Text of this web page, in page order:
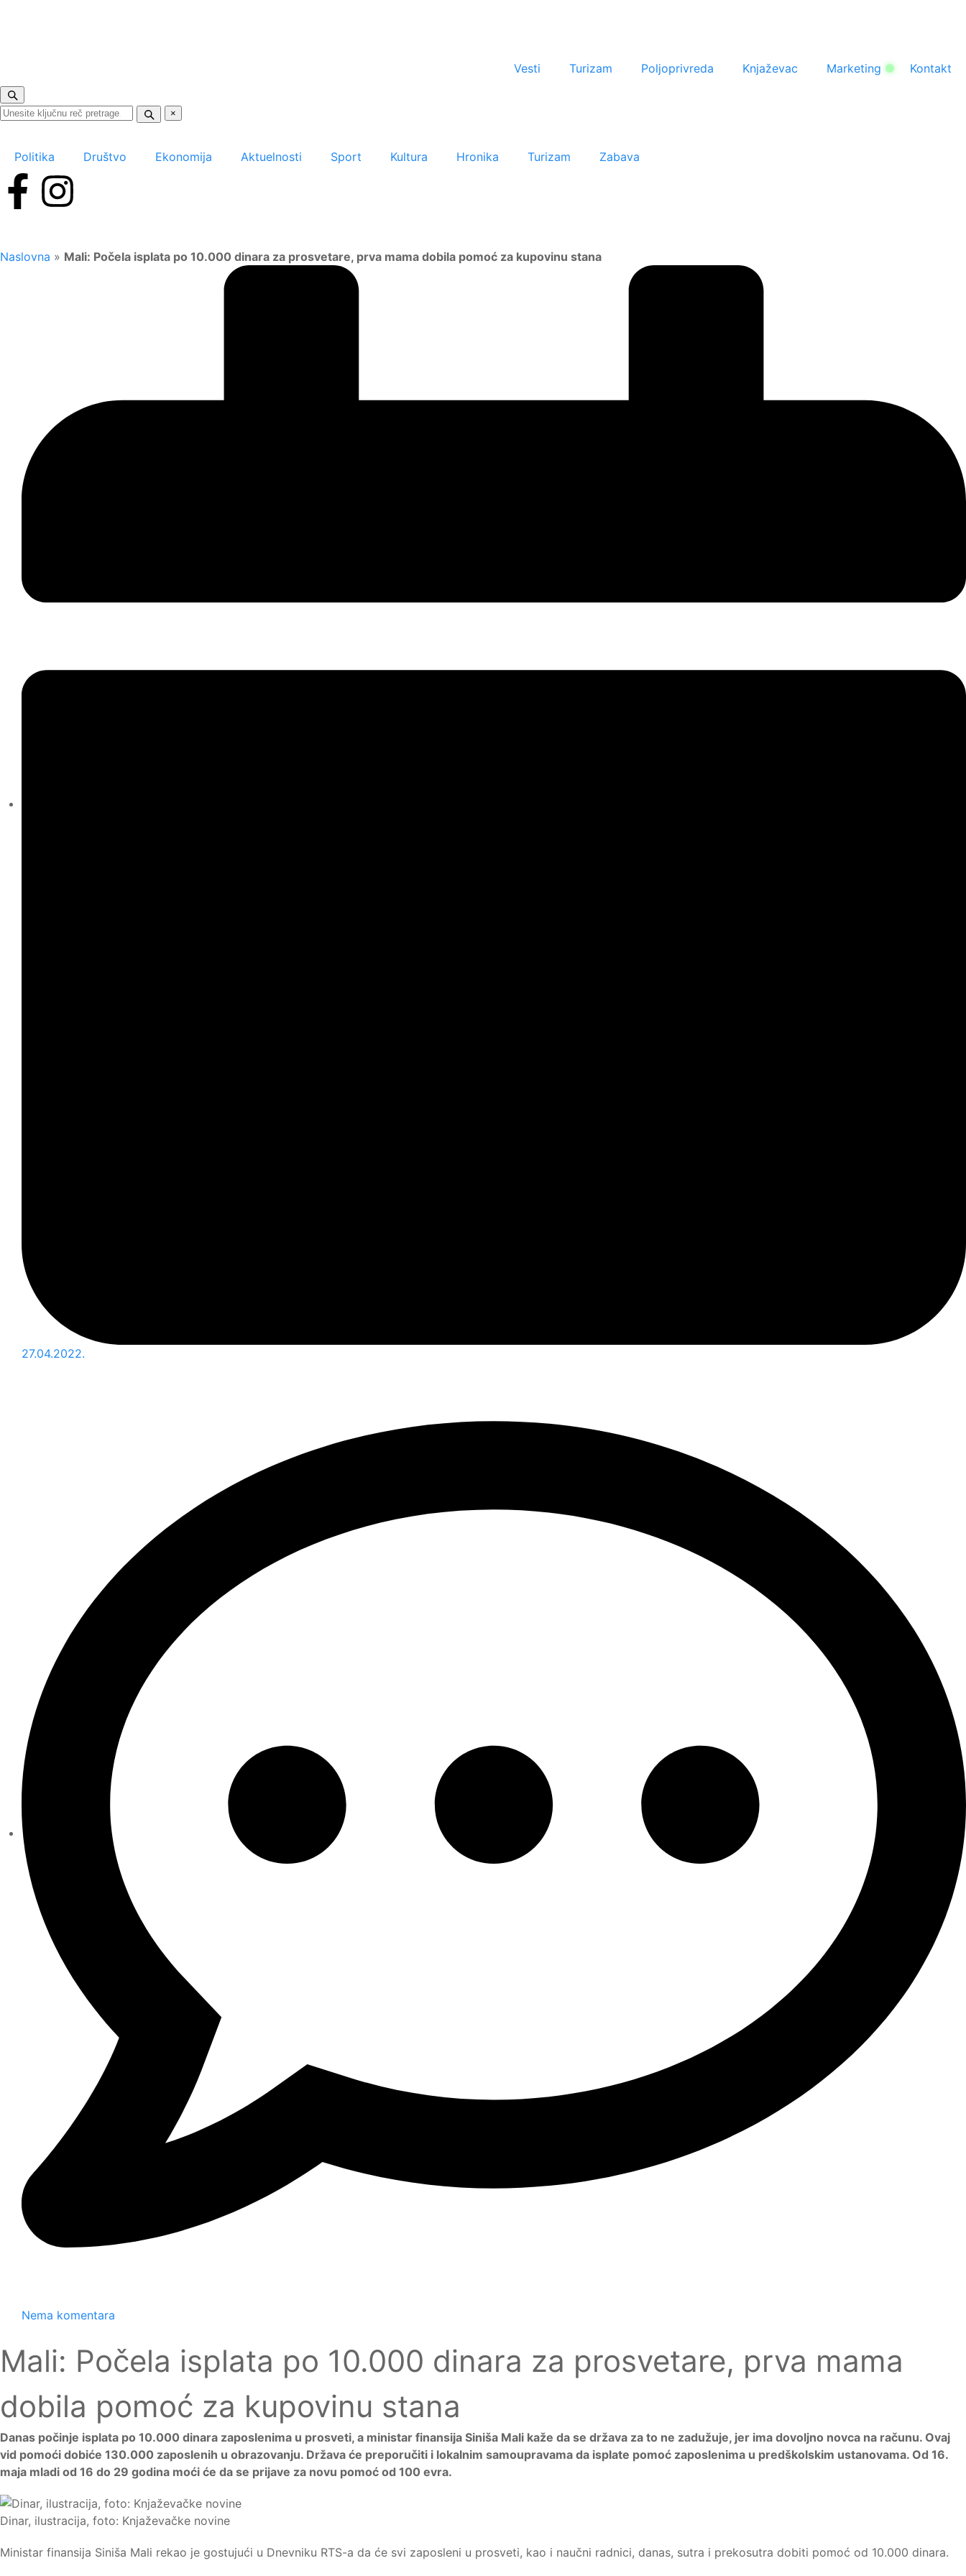
Vesti Turizam Poljoprivreda Knjaževac Marketing Kontakt
×
Politika Društvo Ekonomija Aktuelnosti Sport Kultura Hronika Turizam Zabava
Naslovna » Mali: Počela isplata po 10.000 dinara za prosvetare, prva mama dobila pomoć za kupovinu stana
27.04.2022.
Nema komentara
Mali: Počela isplata po 10.000 dinara za prosvetare, prva mama
dobila pomoć za kupovinu stana
Danas počinje isplata po 10.000 dinara zaposlenima u prosveti, a ministar finansija Siniša Mali kaže da se država za to ne zadužuje, jer ima dovoljno novca na računu. Ovaj
vid pomoći dobiće 130.000 zaposlenih u obrazovanju. Država će preporučiti i lokalnim samoupravama da isplate pomoć zaposlenima u predškolskim ustanovama. Od 16.
maja mladi od 16 do 29 godina moći će da se prijave za novu pomoć od 100 evra.
Dinar, ilustracija, foto: Knjaževačke novine
Ministar finansija Siniša Mali rekao je gostujući u Dnevniku RTS-a da će svi zaposleni u prosveti, kao i naučni radnici, danas, sutra i prekosutra dobiti pomoć od 10.000 dinara.